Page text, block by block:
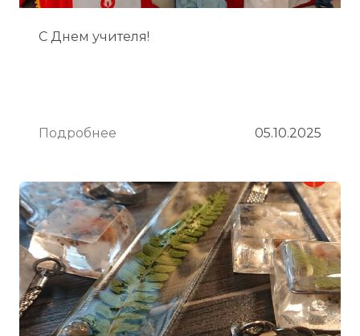
С Днем учителя!
Подробнее 05.10.2025